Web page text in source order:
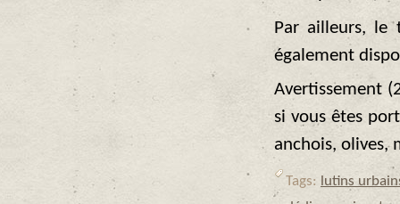
Par ailleurs, le
également
Avertissement
si vous êtes
anchois, olives,
Tags:
lutins